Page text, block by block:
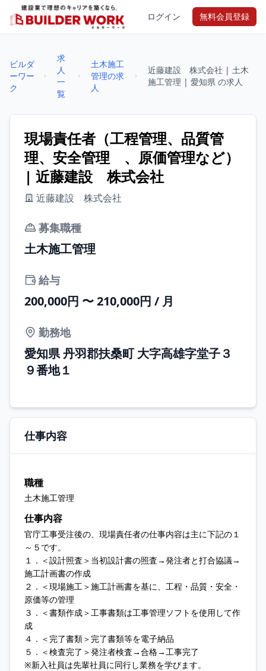
ログイン 無料会員登録
ビルダ
ーワー
ク
求
人
一
覧
土木施工
管理の求
人
近藤建設 株式会社 | 土木
施工管理 | 愛知県 の求人
現場責任者（工程管理、品質管
理、安全管理 、原価管理など）
| 近藤建設 株式会社
近藤建設 株式会社
募集職種
土木施工管理
給与
200,000円 〜 210,000円 / 月
勤務地
愛知県 丹羽郡扶桑町 大字高雄字堂子３
９番地１
仕事内容
職種
土木施工管理
仕事内容
官庁工事受注後の、現場責任者の仕事内容は主に下記の１
～５です。
１．＜設計照査＞当初設計書の照査→発注者と打合協議→
施工計画書の作成
２．＜現場施工＞施工計画書を基に、工程・品質・安全・
原価等の管理
３．＜書類作成＞工事書類は工事管理ソフトを使用して作
成
４．＜完了書類＞完了書類等を電子納品
５．＜検査完了＞発注者検査→合格→工事完了
※新入社員は先輩社員に同行し業務を学びます。